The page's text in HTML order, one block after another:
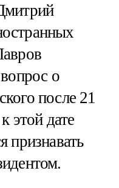
о
после 21
этой дате
признавать